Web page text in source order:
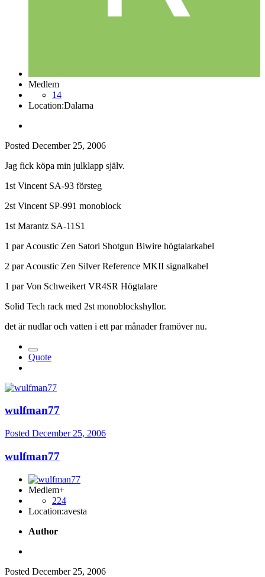
Medlem
14
Location:Dalarna
Posted December 25, 2006
Jag fick köpa min julklapp själv.
1st Vincent SA-93 försteg
2st Vincent SP-991 monoblock
1st Marantz SA-11S1
1 par Acoustic Zen Satori Shotgun Biwire högtalarkabel
2 par Acoustic Zen Silver Reference MKII signalkabel
1 par Von Schweikert VR4SR Högtalare
Solid Tech rack med 2st monoblockshyllor.
det är nudlar och vatten i ett par månader framöver nu.
Quote
wulfman77
Posted December 25, 2006
wulfman77
Medlem+
224
Location:avesta
Author
Posted December 25, 2006